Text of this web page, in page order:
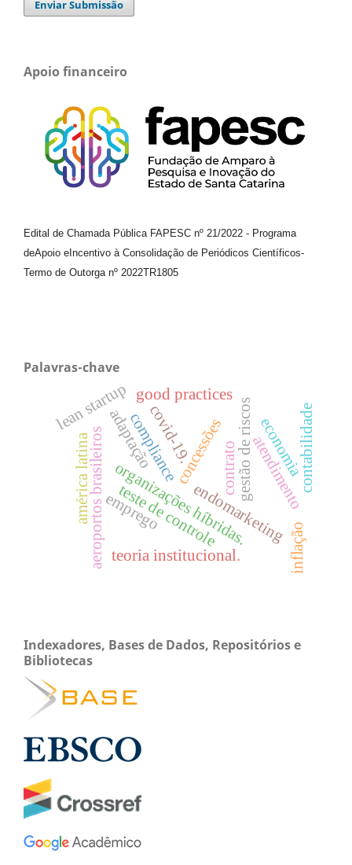
Enviar Submissão
Apoio financeiro
Edital de Chamada Pública FAPESC nº 21/2022 - Programa
deApoio e Incentivo à Consolidação de Periódicos Científicos-
Termo de Outorga nº 2022TR1805
Palavras-chave
covid-19.concessões
aeroportos brasileirosorganizações híbridas.
teoria institucional.
teste de controle
gestão de riscos
compliance
lean startupadaptação atendimento
economia
endomarketing
contabilidade
good practices
emprego
contrato
inflação
américa latina
Indexadores, Bases de Dados, Repositórios e
Bibliotecas